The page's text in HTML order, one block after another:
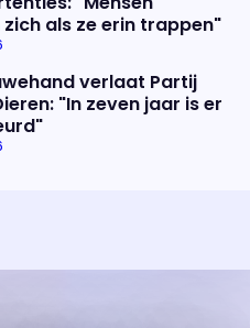
als ze erin trappen"
verlaat Partij
"In zeven jaar is er